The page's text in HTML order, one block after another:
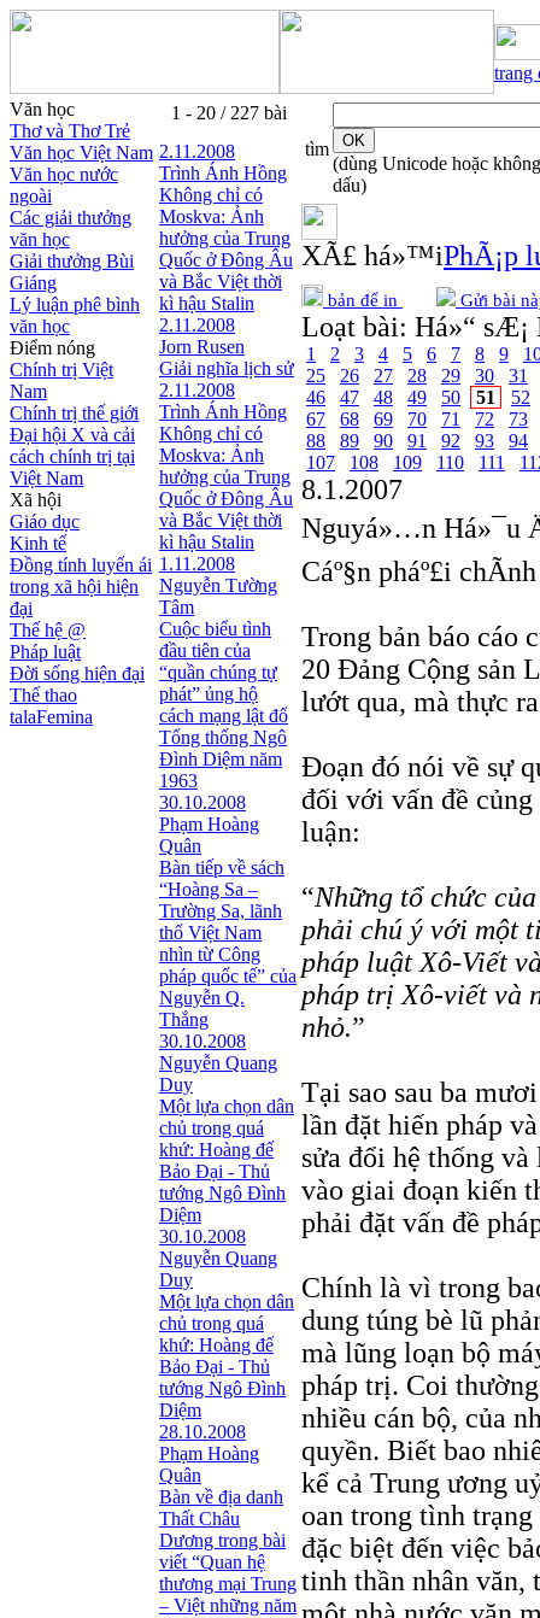
trang
Văn học
Thơ và Thơ Trẻ
Văn học Việt Nam
Văn học nước
ngoài
Các giải thưởng
văn học
Giải thưởng Bùi
Giáng
Lý luận phê bình
văn học
Điểm nóng
Chính trị Việt
Nam
Chính trị thế giới
Đại hội X và cải
cách chính trị tại
Việt Nam
Xã hội
Giáo dục
Kinh tế
Đồng tính luyến ái
trong xã hội hiện
đại
Thế hệ @
Pháp luật
Đời sống hiện đại
Thể thao
talaFemina
1 - 20 / 227 bài
2.11.2008
Trình Ánh Hồng
Không chỉ có
Moskva: Ảnh
hưởng của Trung
Quốc ở Đông Âu
và Bắc Việt thời
kì hậu Stalin
2.11.2008
Jorn Rusen
Giải nghĩa lịch sử
2.11.2008
Trình Ánh Hồng
Không chỉ có
Moskva: Ảnh
hưởng của Trung
Quốc ở Đông Âu
và Bắc Việt thời
kì hậu Stalin
1.11.2008
Nguyễn Tường
Tâm
Cuộc biểu tình
đầu tiên của
“quần chúng tự
phát” ủng hộ
cách mạng lật đổ
Tổng thống Ngô
Đình Diệm năm
1963
30.10.2008
Phạm Hoàng
Quân
Bàn tiếp về sách
“Hoàng Sa –
Trường Sa, lãnh
thổ Việt Nam
nhìn từ Công
pháp quốc tế” của
Nguyễn Q.
Thắng
30.10.2008
Nguyễn Quang
Duy
Một lựa chọn dân
chủ trong quá
khứ: Hoàng đế
Bảo Đại - Thủ
tướng Ngô Ðình
Diệm
30.10.2008
Nguyễn Quang
Duy
Một lựa chọn dân
chủ trong quá
khứ: Hoàng đế
Bảo Đại - Thủ
tướng Ngô Ðình
Diệm
28.10.2008
Phạm Hoàng
Quân
Bàn về địa danh
Thất Châu
Dương trong bài
viết “Quan hệ
thương mại Trung
– Việt những năm
tìm
(dùng Unicode hoặc không
dấu)
XÃ£ há»™iPhÃ¡p
bản để in Gửi bài
Loạt bài: Há»“ sÆ¡
1 2 3 4 5 6 7 8 9
25
26 27 28 29 30
31
46
47 48 49 50 51
52
67
68 69 70 71 72
73
88
89 90 91 92 93
94
107
108 109 110 111
8.1.2007
Nguyá»…n Há»¯u
Cáº§n pháº£i
Trong bản báo cáo
20 Đảng Cộng sản
lướt qua, mà thực
Đoạn đó nói về sự
đối với vấn đề
luận:
“Những tổ chức
phải chú ý với một
pháp luật Xô-Viết
pháp trị Xô-viết và
nhỏ.”
Tại sao sau ba
lần đặt hiến pháp
sửa đổi hệ thống
vào giai đoạn kiến
phải đặt vấn đề
Chính là vì trong
dung túng bè lũ
mà lũng loạn bộ
pháp trị. Coi
nhiều cán bộ, của
quyền. Biết bao
kể cả Trung ương
oan trong tình
đặc biệt đến việc
tinh thần nhân văn,